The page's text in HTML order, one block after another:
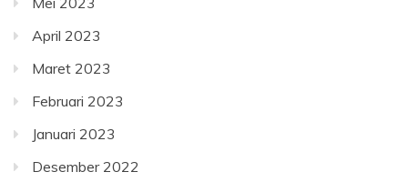
April 2023
Maret 2023
Februari 2023
Januari 2023
Desember 2022